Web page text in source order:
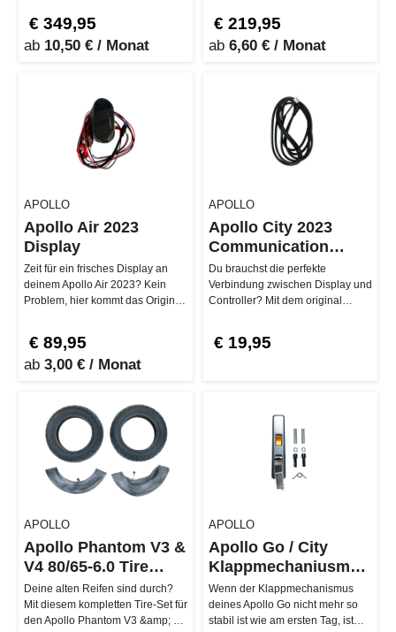
€ 349,95
ab 10,50 € / Monat
€ 219,95
ab 6,60 € / Monat
APOLLO
Apollo Air 2023
Display
Zeit für ein frisches Display an
deinem Apollo Air 2023? Kein
Problem, hier kommt das Original-
€ 89,95
ab 3,00 € / Monat
APOLLO
Apollo City 2023
Communication
Cable
Du brauchst die perfekte
Verbindung zwischen Display und
Controller? Mit dem original
€ 19,95
APOLLO
Apollo Phantom V3 &
V4 80/65-6.0 Tire
Assembly (Regular
2023)
Deine alten Reifen sind durch?
Mit diesem kompletten Tire-Set für
den Apollo Phantom V3 &amp; V4
APOLLO
Apollo Go / City
Klappmechaniusmus
Kit
Wenn der Klappmechanismus
deines Apollo Go nicht mehr so
stabil ist wie am ersten Tag, ist